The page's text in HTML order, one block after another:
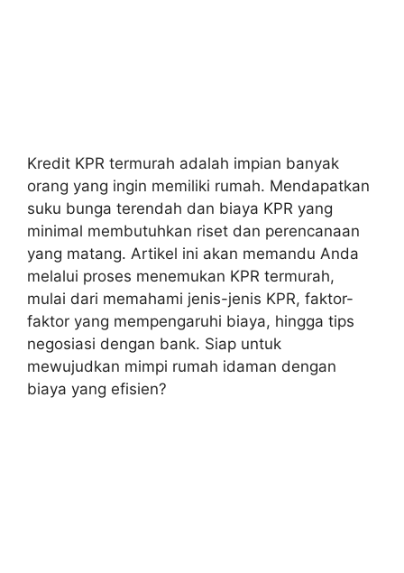
Kredit KPR termurah adalah impian banyak
orang yang ingin memiliki rumah. Mendapatkan
suku bunga terendah dan biaya KPR yang
minimal membutuhkan riset dan perencanaan
yang matang. Artikel ini akan memandu Anda
melalui proses menemukan KPR termurah,
mulai dari memahami jenis-jenis KPR, faktor-
faktor yang mempengaruhi biaya, hingga tips
negosiasi dengan bank. Siap untuk
mewujudkan mimpi rumah idaman dengan
biaya yang efisien?